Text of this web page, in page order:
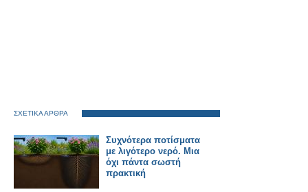
ΣΧΕΤΙΚΑ ΑΡΘΡΑ
Συχνότερα ποτίσματα
με λιγότερο νερό. Μια
όχι πάντα σωστή
πρακτική